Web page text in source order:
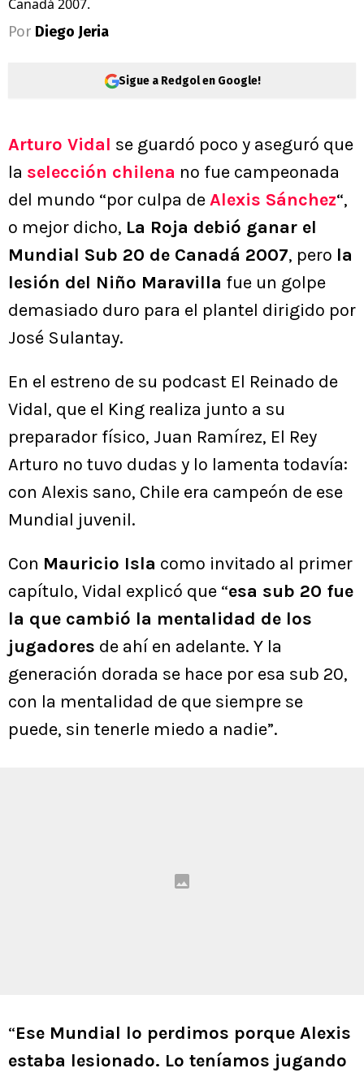
Canadá 2007.
Por Diego Jeria
Sigue a Redgol en Google!
Arturo Vidal se guardó poco y aseguró que
la selección chilena no fue campeonada
del mundo “por culpa deAlexis Sánchez“,
o mejor dicho, La Roja debió ganar el
Mundial Sub 20 de Canadá 2007, pero la
lesión del Niño Maravilla fue un golpe
demasiado duro para el plantel dirigido por
José Sulantay.
En el estreno de su podcast El Reinado de
Vidal, que el King realiza junto a su
preparador físico, Juan Ramírez, El Rey
Arturo no tuvo dudas y lo lamenta todavía:
con Alexis sano, Chile era campeón de ese
Mundial juvenil.
Con Mauricio Isla como invitado al primer
capítulo, Vidal explicó que “esa sub 20 fue
la que cambió la mentalidad de los
jugadores de ahí en adelante. Y la
generación dorada se hace por esa sub 20,
con la mentalidad de que siempre se
puede, sin tenerle miedo a nadie”.
“Ese Mundial lo perdimos porque Alexis
estaba lesionado. Lo teníamos jugando